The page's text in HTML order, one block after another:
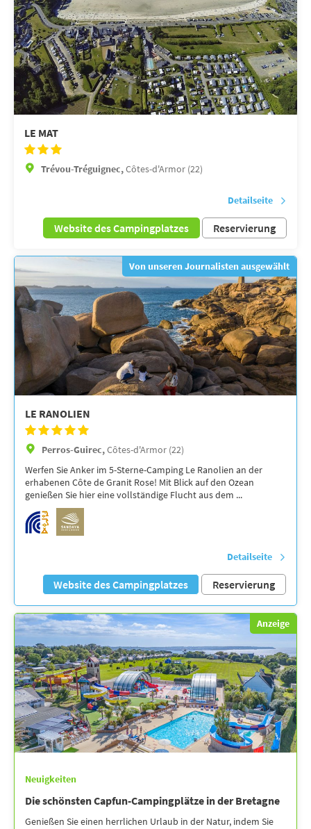
LE MAT
Trévou-Tréguignec,Côtes-d'Armor (22)
Detailseite
Website des Campingplatzes Reservierung
Von unseren Journalisten ausgewählt
LE RANOLIEN
Perros-Guirec,Côtes-d'Armor (22)
Werfen Sie Anker im 5-Sterne-Camping Le Ranolien an der
erhabenen Côte de Granit Rose! Mit Blick auf den Ozean
genießen Sie hier eine vollständige Flucht aus dem ...
Detailseite
Website des Campingplatzes Reservierung
Anzeige
Neuigkeiten
Die schönsten Capfun-Campingplätze in der Bretagne
Genießen Sie einen herrlichen Urlaub in der Natur, indem Sie